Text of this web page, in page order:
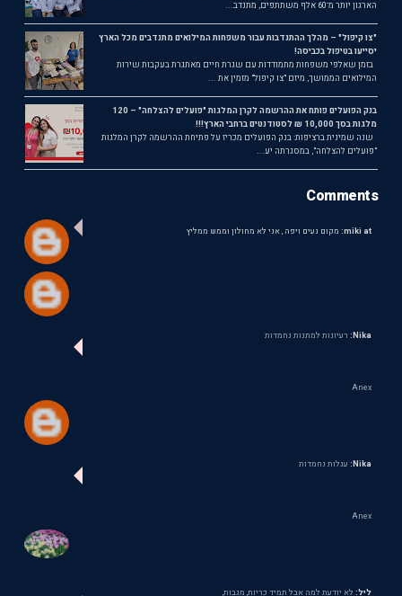
הארגון יותר מ־60 אלף משתתפים, מתנדב...
"צו קיפול" – מהלך ההתנדבות עבור משפחות המילואים מתנדבים מכל הארץ
יסייעו בטיפול בכביסה!
בזמן שאלפי משפחות מתמודדות עם שגרת חיים מאתגרת בעקבות שירות
המילואים הממושך, מיזם "צו קיפול" מזמין את ...
בנק הפועלים פותח את ההרשמה לקרן המלגות "פועלים להצלחה" – 120
מלגות בסך 10,000 ₪ לסטודנטים ברחבי הארץ!!!
שנה שמינית ברציפות: בנק הפועלים מכריז על פתיחת ההרשמה לקרן המלגות
"פועלים להצלחה", במסגרתה יע...
Comments
miki at: מקום נעים ויפה , אני לא מחולון וממש ממליץ
Nika: רעיונות למתנות נחמדות
Anex
Nika: עגלות נחמדות
Anex
ליל: לא יודעת למה אבל תמיד כריות, מגבות,